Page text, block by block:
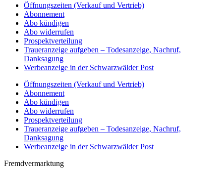
Öffnungszeiten (Verkauf und Vertrieb)
Abonnement
Abo kündigen
Abo widerrufen
Prospektverteilung
Traueranzeige aufgeben – Todesanzeige, Nachruf,
Danksagung
Werbeanzeige in der Schwarzwälder Post
Öffnungszeiten (Verkauf und Vertrieb)
Abonnement
Abo kündigen
Abo widerrufen
Prospektverteilung
Traueranzeige aufgeben – Todesanzeige, Nachruf,
Danksagung
Werbeanzeige in der Schwarzwälder Post
Fremdvermarktung